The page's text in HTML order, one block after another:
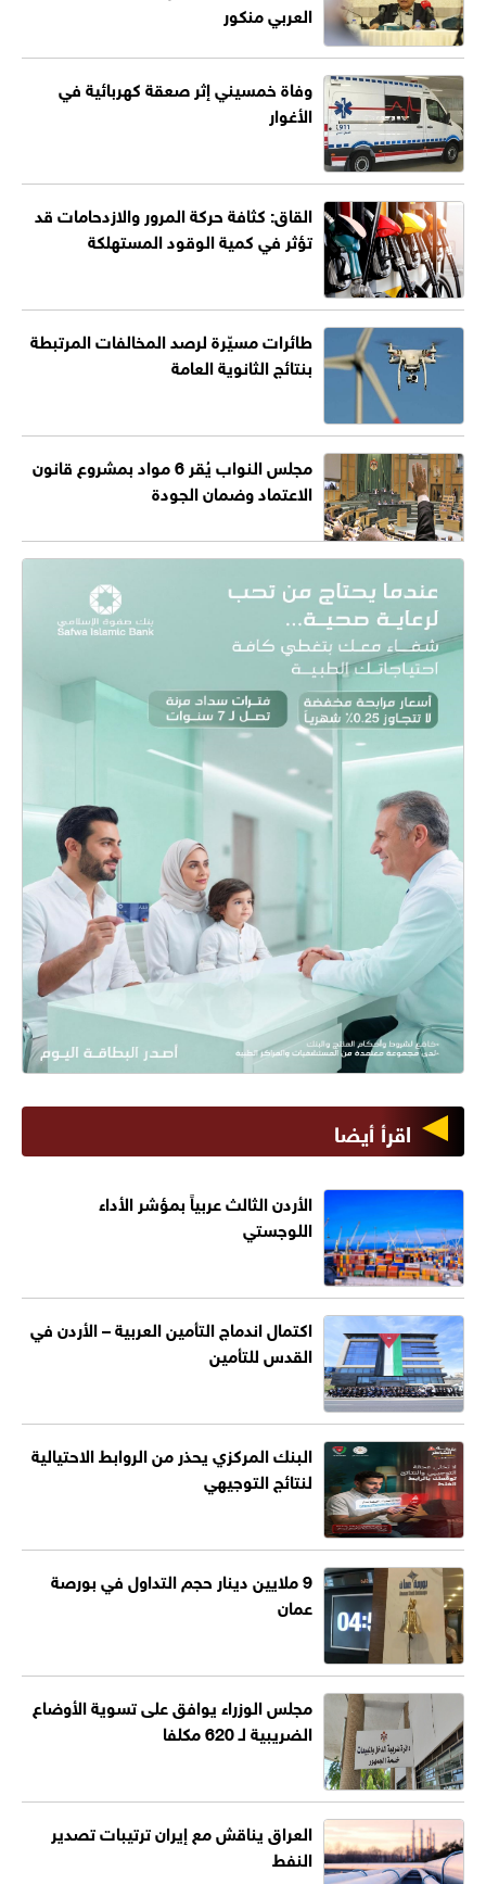
العربي منكور
وفاة خمسيني إثر صعقة كهربائية في
الأغوار
القاق: كثافة حركة المرور والازدحامات قد
تؤثر في كمية الوقود المستهلكة
طائرات مسيّرة لرصد المخالفات المرتبطة
بنتائج الثانوية العامة
مجلس النواب يُقر 6 مواد بمشروع قانون
الاعتماد وضمان الجودة
اقرأ أيضا
الأردن الثالث عربياً بمؤشر الأداء
اللوجستي
اكتمال اندماج التأمين العربية – الأردن في
القدس للتأمين
البنك المركزي يحذر من الروابط الاحتيالية
لنتائج التوجيهي
9 ملايين دينار حجم التداول في بورصة
عمان
مجلس الوزراء يوافق على تسوية الأوضاع
الضريبية لـ 620 مكلفا
العراق يناقش مع إيران ترتيبات تصدير
النفط